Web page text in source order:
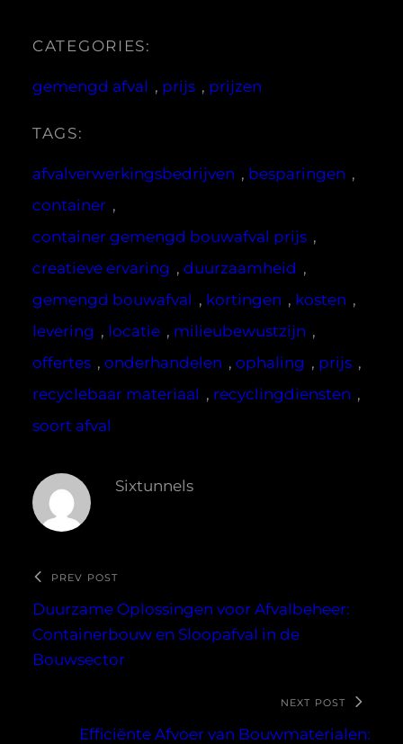
CATEGORIES:
gemengd afval , prijs , prijzen
TAGS:
afvalverwerkingsbedrijven , besparingen ,
container ,
container gemengd bouwafval prijs ,
creatieve ervaring , duurzaamheid ,
gemengd bouwafval , kortingen , kosten ,
levering , locatie , milieubewustzijn ,
offertes , onderhandelen , ophaling , prijs ,
recyclebaar materiaal , recyclingdiensten ,
soort afval
Sixtunnels
PREV POST
Duurzame Oplossingen voor Afvalbeheer:
Containerbouw en Sloopafval in de
Bouwsector
NEXT POST
Efficiënte Afvoer van Bouwmaterialen: